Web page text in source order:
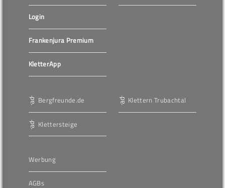
Login
Frankenjura Premium
KletterApp
Bergfreunde.de
Klettersteige
Klettern Trubachtal
Werbung
AGBs